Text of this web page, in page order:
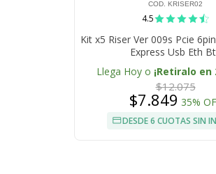
COD. KRISER02
4.5
Kit x5 Riser Ver 009s Pcie
Express Usb Eth
Llega Hoy o ¡Retiralo en
$12.075
$7.849 35%
DESDE 6 CUOTAS SIN